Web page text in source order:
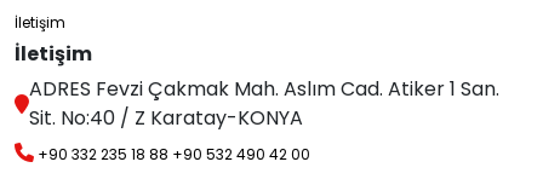
İletişim
İletişim
ADRES Fevzi Çakmak Mah. Aslım Cad. Atiker 1 San.
Sit. No:40 / Z Karatay-KONYA
+90 332 235 18 88 +90 532 490 42 00